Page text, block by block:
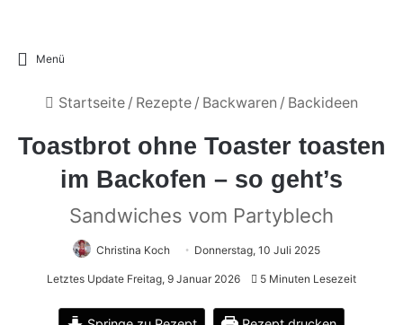
Menü
Startseite / Rezepte / Backwaren / Backideen
Toastbrot ohne Toaster toasten
im Backofen – so geht’s
Sandwiches vom Partyblech
Christina Koch Donnerstag, 10 Juli 2025
Letztes Update Freitag, 9 Januar 2026 5 Minuten Lesezeit